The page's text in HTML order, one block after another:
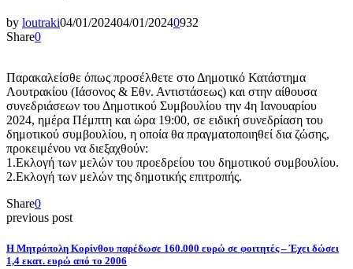
by loutraki04/01/202404/01/20240932
Share0
Παρακαλείσθε όπως προσέλθετε στο Δημοτικό Κατάστημα
Λουτρακίου (Ιάσονος & Εθν. Αντιστάσεως) και στην αίθουσα
συνεδριάσεων του Δημοτικού Συμβουλίου την 4η Ιανουαρίου
2024, ημέρα Πέμπτη και ώρα 19:00, σε ειδική συνεδρίαση του
δημοτικού συμβουλίου, η οποία θα πραγματοποιηθεί δια ζώσης,
προκειμένου να διεξαχθούν:
1.Εκλογή των μελών του προεδρείου του δημοτικού συμβουλίου.
2.Εκλογή των μελών της δημοτικής επιτροπής.
Share0
previous post
Η Μητρόπολη Κορίνθου παρέδωσε 160.000 ευρώ σε φοιτητές – Έχει δώσει
1,4 εκατ. ευρώ από το 2006